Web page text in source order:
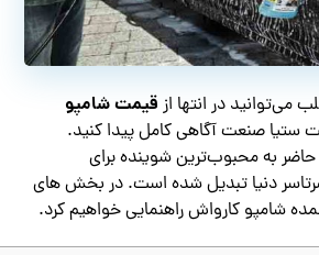
می‌توانید در انتها از قیمتشامپو
ستیا صنعت آگاهی کامل پیدا کنید.
به محبوب‌ترین شوینده برای
دنیا تبدیل شده است. در بخش های
شامپو کارواش راهنمایی خواهیم کرد.